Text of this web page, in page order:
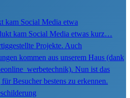
kam Social Media etwa